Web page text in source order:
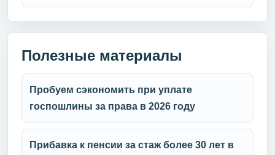
Полезные материалы
Пробуем сэкономить при уплате
госпошлины за права в 2026 году
Прибавка к пенсии за стаж более 30 лет в